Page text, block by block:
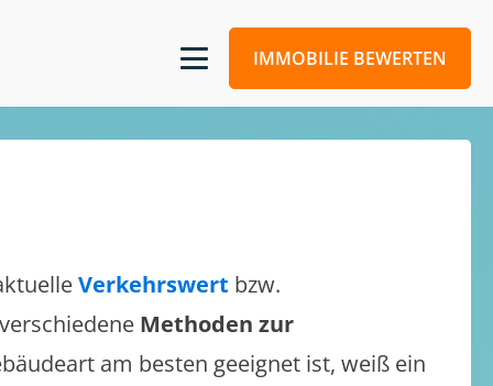
IMMOBILIE BEWERTEN
Verkehrswert bzw.
Methoden zur
am besten geeignet ist, weiß ein